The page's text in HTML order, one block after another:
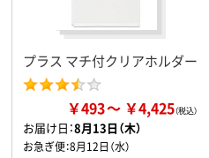
プラス マチ付クリアホルダー
￥493 ￥4,425
お届け日：8月13日（木）
お急ぎ便：8月12日（水）